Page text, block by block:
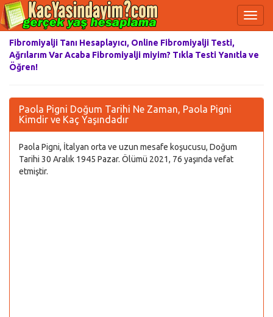
Fibromiyalji Tanı Hesaplayıcı, Online Fibromiyalji Testi,
Ağrılarım Var Acaba Fibromiyalji miyim? Tıkla Testi Yanıtla ve
Öğren!
Paola Pigni Doğum Tarihi Ne Zaman, Paola Pigni
Kimdir ve Kaç Yaşındadır
Paola Pigni, İtalyan orta ve uzun mesafe koşucusu, Doğum
Tarihi 30 Aralık 1945 Pazar. Ölümü 2021, 76 yaşında vefat
etmiştir.